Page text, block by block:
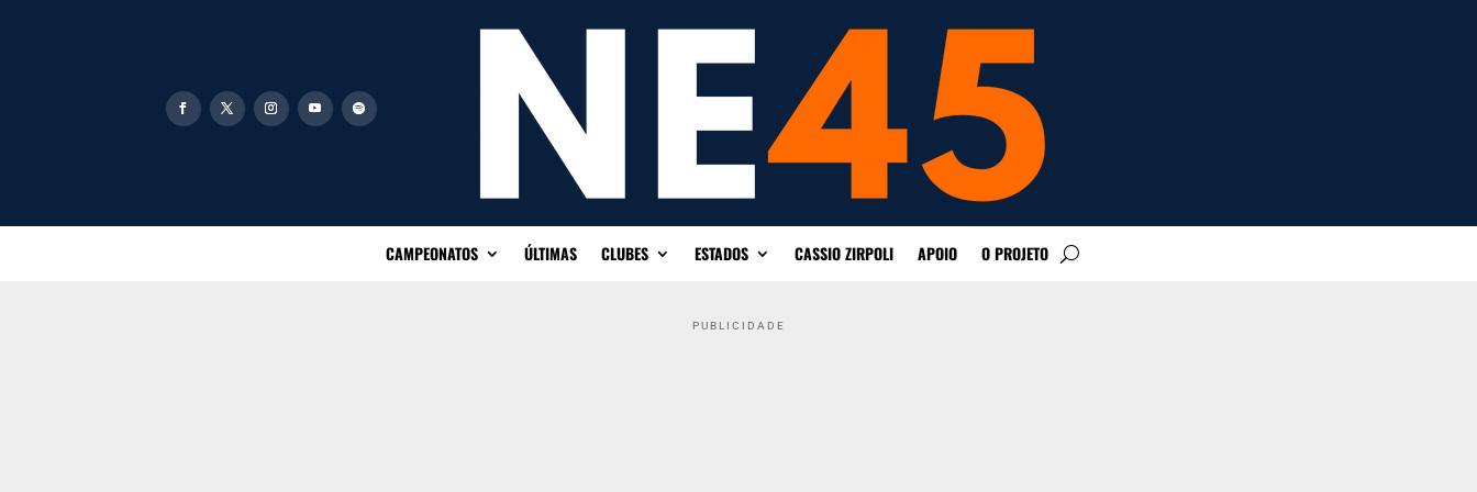
CAMPEONATOS ÚLTIMAS CLUBES ESTADOS CASSIO ZIRPOLI APOIO O PROJETO
PUBLICIDADE